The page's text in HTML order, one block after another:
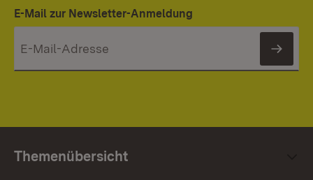
E-Mail zur Newsletter-Anmeldung
Themenübersicht